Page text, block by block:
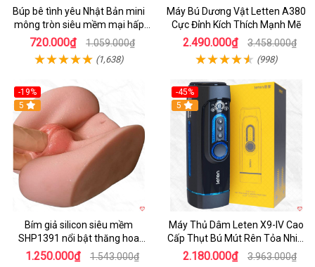
Búp bê tình yêu Nhật Bản mini
mông tròn siêu mềm mại hấp
dẫn
720.000₫ 1.059.000₫
(1,638)
Máy Bú Dương Vật Letten A380
Cực Đỉnh Kích Thích Mạnh Mẽ
2.490.000₫ 3.458.000₫
(998)
-19%
Hot
5
Bím giả silicon siêu mềm
SHP1391 nổi bật thăng hoa
hoàn hảo
1.250.000₫ 1.543.000₫
-45%
Hot
5
Máy Thủ Dâm Leten X9-IV Cao
Cấp Thụt Bú Mút Rên Tỏa Nhiệt
Sạc Pin
2.180.000₫ 3.963.000₫